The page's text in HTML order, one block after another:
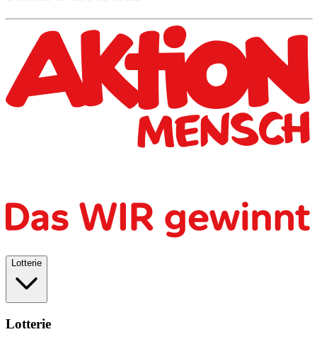
Lotterie
Lotterie